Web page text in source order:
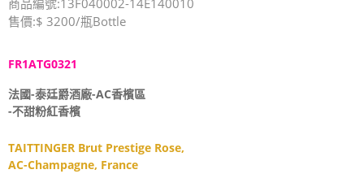
商品編號:13F040002-14E140010
售價:$ 3200/瓶Bottle
FR1ATG0321
法國-泰廷爵酒廠-AC香檳區
-不甜粉紅香檳
TAITTINGER Brut Prestige Rose,
AC-Champagne, France